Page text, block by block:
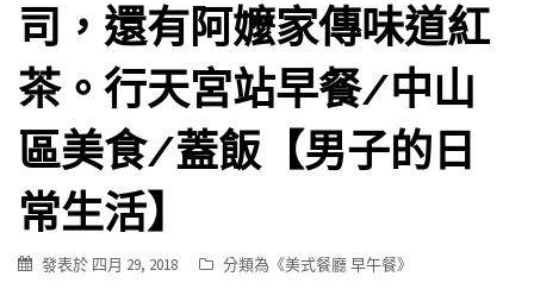
司，還有阿嬤家傳味道紅
茶。行天宮站早餐/中山
區美食/蓋飯【男子的日
常生活】
發表於 四月 29, 2018 分類為《美式餐廳 早午餐》